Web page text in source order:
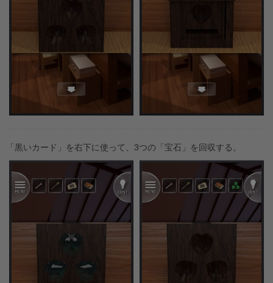
「黒いカード」を右下に使って、3つの「宝石」を回収する。